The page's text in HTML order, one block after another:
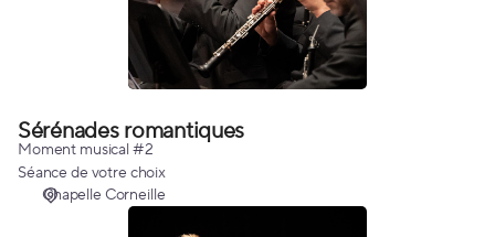
Sérénades romantiques
Moment musical #2
Séance de votre choix
Chapelle Corneille